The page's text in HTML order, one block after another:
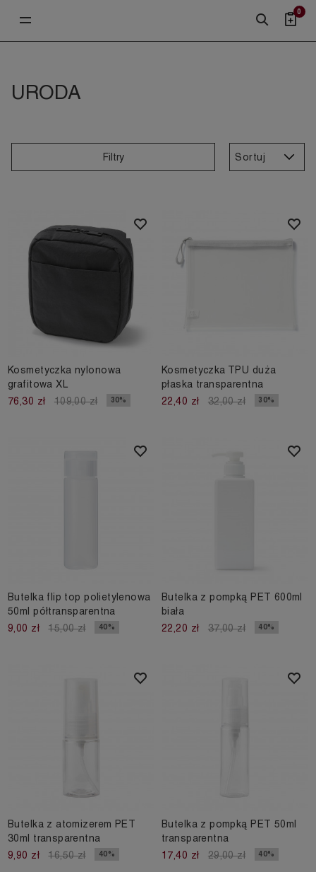
0
URODA
Filtry Sortuj
Kosmetyczka nylonowa
grafitowa XL
76,30 zł
109,00 zł 30%
Kosmetyczka TPU duża
płaska transparentna
22,40 zł
32,00 zł 30%
Butelka flip top polietylenowa
50ml półtransparentna
9,00 zł
15,00 zł 40%
Butelka z pompką PET 600ml
biała
22,20 zł
37,00 zł 40%
Butelka z atomizerem PET
30ml transparentna
9,90 zł
16,50 zł 40%
Butelka z pompką PET 50ml
transparentna
17,40 zł
29,00 zł 40%